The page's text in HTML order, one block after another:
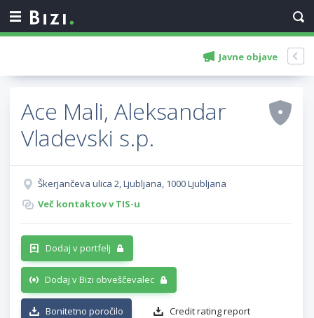
Javne objave
Ace Mali, Aleksandar
Vladevski s.p.
Škerjančeva ulica 2, Ljubljana, 1000 Ljubljana
Več kontaktov v TIS-u
Dodaj v portfelj
Dodaj v Bizi obveščevalec
Bonitetno poročilo Credit rating report